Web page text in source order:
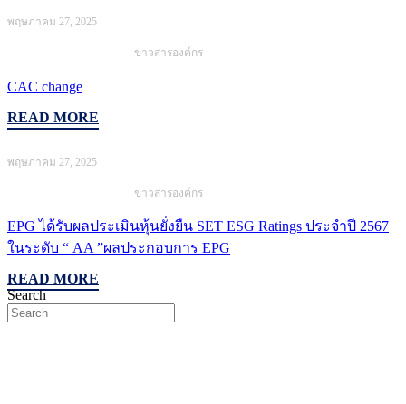
พฤษภาคม 27, 2025
ข่าวสารองค์กร
CAC change
READ MORE
พฤษภาคม 27, 2025
ข่าวสารองค์กร
EPG ได้รับผลประเมินหุ้นยั่งยืน SET ESG Ratings ประจำปี 2567
ในระดับ “ AA ”ผลประกอบการ EPG
READ MORE
Search